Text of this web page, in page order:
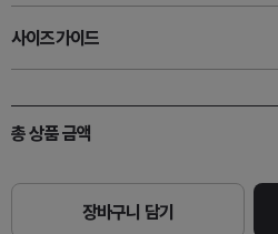
사이즈가이드
총 상품 금액
장바구니 담기